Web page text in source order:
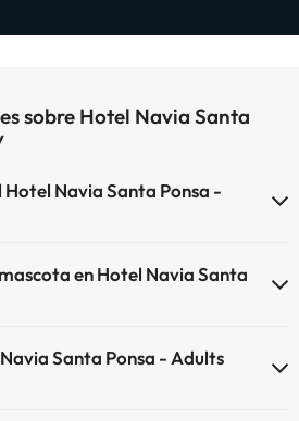
sobre Hotel Navia Santa
Hotel Navia Santa Ponsa -
en Hotel Navia Santa
Santa Ponsa - Adults